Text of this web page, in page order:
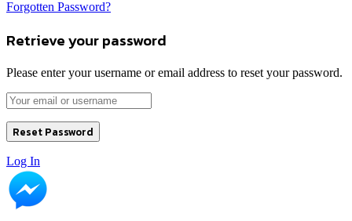
Forgotten Password?
Retrieve your password
Please enter your username or email address to reset your password.
Log In